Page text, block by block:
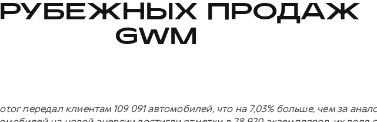
ПРОДАЖ
GWM
передал клиентам 109 091 автомобилей, что на 7,03% больше, чем за